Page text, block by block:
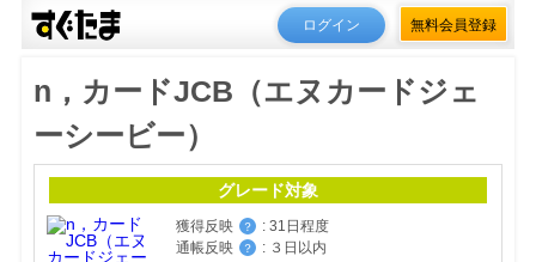
ログイン 無料会員登録
n，カードJCB（エヌカードジェ
ーシービー）
グレード対象
獲得反映 ？ : 31日程度
通帳反映
？ : ３日以内